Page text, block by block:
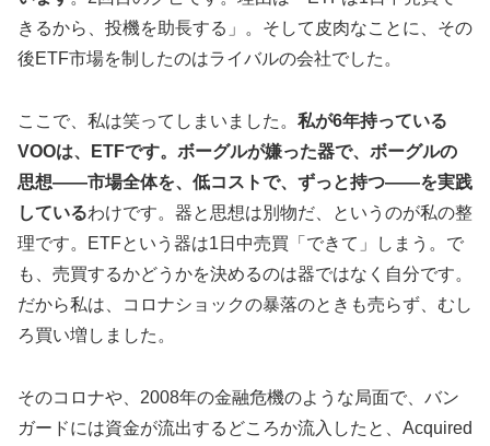
きるから、投機を助長する」。そして皮肉なことに、その
後ETF市場を制したのはライバルの会社でした。
ここで、私は笑ってしまいました。 私が6年持っている
VOOは、ETFです。ボーグルが嫌った器で、ボーグルの
思想——市場全体を、低コストで、ずっと持つ——を実践
しているわけです。器と思想は別物だ、というのが私の整
理です。ETFという器は1日中売買「できて」しまう。で
も、売買するかどうかを決めるのは器ではなく自分です。
だから私は、コロナショックの暴落のときも売らず、むし
ろ買い増しました。
そのコロナや、2008年の金融危機のような局面で、バン
ガードには資金が流出するどころか流入したと、Acquired